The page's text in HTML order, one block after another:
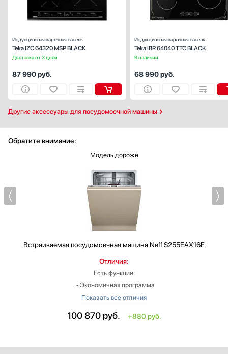
Другие аксессуары для посудомоечной машины
Доставка от 3 дней
Индукционная варочная панель
Teka IZC 64320 MSP BLACK
87 990руб.
В наличии
Индукционная варочная панель
Teka IBR 64040 TTC BLACK
68 990руб.
Обратите внимание:
Модель дороже
Встраиваемая посудомоечная машина Neff S255EAX16E
Отличия:
Есть функции:
‐ Экономичная программа
‐ Гибкая скорость для мытья и сушки (VarioSpeed)
‐ Световой индикатор работы (Info Light)
‐ Выдвижной ящик для столовых приборов (VarioDrawer)
100 870 руб. +880 руб.